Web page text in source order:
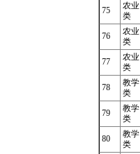
75
农业
类
76
农业
类
77
农业
类
78
教学
类
79
教学
类
80
教学
类